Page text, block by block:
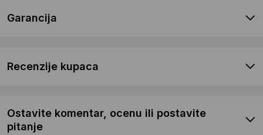
Garancija
Recenzije kupaca
Ostavite komentar, ocenu ili postavite
pitanje